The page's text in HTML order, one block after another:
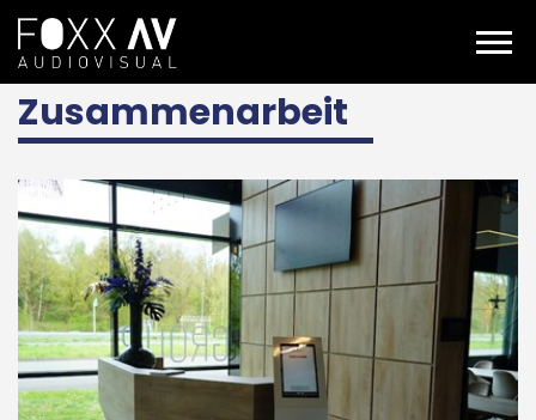
DE Projekte
Zusammenarbeit
Zusammenarbeit